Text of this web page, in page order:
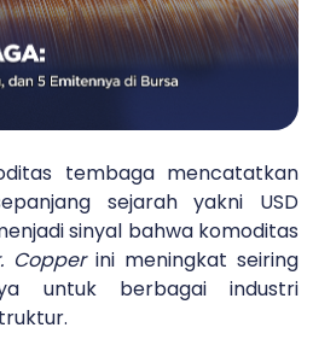
tembaga mencatatkan
sejarah yakni USD
sinyal bahwa komoditas
Copper ini meningkat seiring
untuk berbagai industri